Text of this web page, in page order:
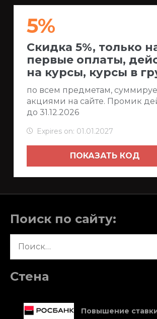
5%
Скидка 5%, только
первые оплаты,
на курсы, курсы в
по всем предметам,
акциями на сайте. Промик
до 31.12.2026
Expires on: 01.01.2027
ПОКАЗАТЬ КОД
Поиск по сайту:
Стена
Повышение